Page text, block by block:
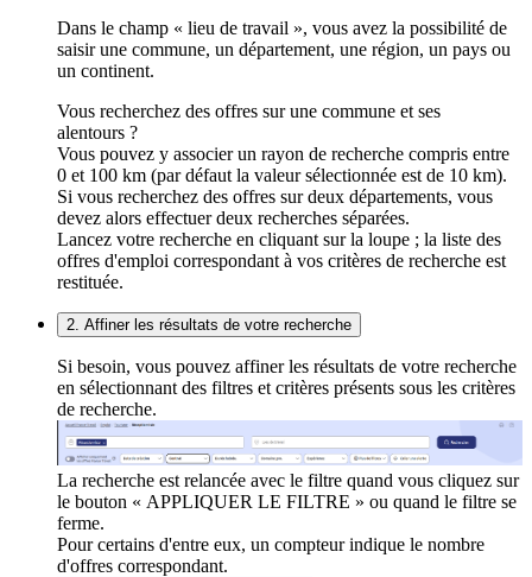
Dans le champ « lieu de travail », vous avez la possibilité de
saisir une commune, un département, une région, un pays ou
un continent.
Vous recherchez des offres sur une commune et ses
alentours ?
Vous pouvez y associer un rayon de recherche compris entre
0 et 100 km (par défaut la valeur sélectionnée est de 10 km).
Si vous recherchez des offres sur deux départements, vous
devez alors effectuer deux recherches séparées.
Lancez votre recherche en cliquant sur la loupe ; la liste des
offres d'emploi correspondant à vos critères de recherche est
restituée.
2. Affiner les résultats de votre recherche
Si besoin, vous pouvez affiner les résultats de votre recherche
en sélectionnant des filtres et critères présents sous les critères
de recherche.
La recherche est relancée avec le filtre quand vous cliquez sur
le bouton « APPLIQUER LE FILTRE » ou quand le filtre se
ferme.
Pour certains d'entre eux, un compteur indique le nombre
d'offres correspondant.